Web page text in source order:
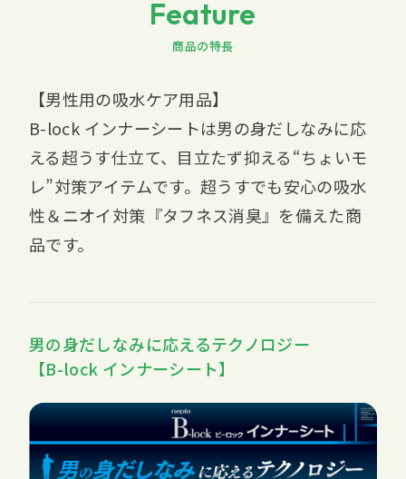
Feature
商品の特長
【男性用の吸水ケア用品】
B-lock インナーシートは男の身だしなみに応
える超うす仕立て、目立たず抑える“ちょいモ
レ”対策アイテムです。超うすでも安心の吸水
性＆ニオイ対策『タフネス消臭』を備えた商
品です。
男の身だしなみに応えるテクノロジー
【B-lock インナーシート】